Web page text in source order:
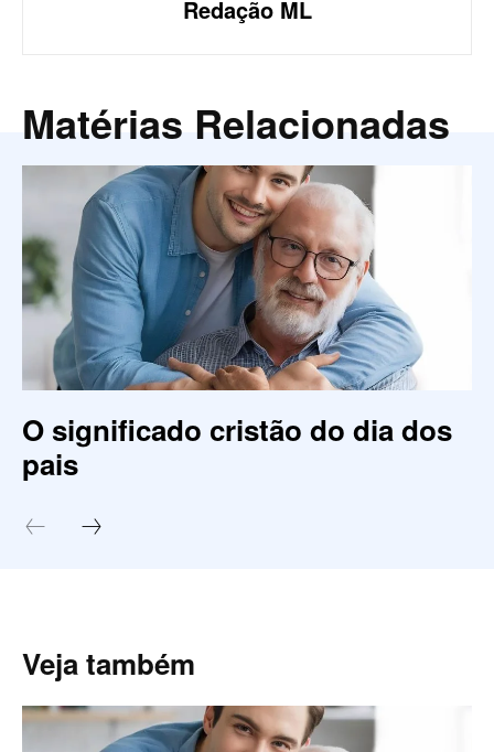
Redação ML
Matérias Relacionadas
O significado cristão do dia dos
pais
Veja também